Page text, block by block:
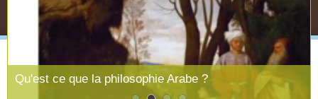
Qu'est ce que la philosophie Arabe ?